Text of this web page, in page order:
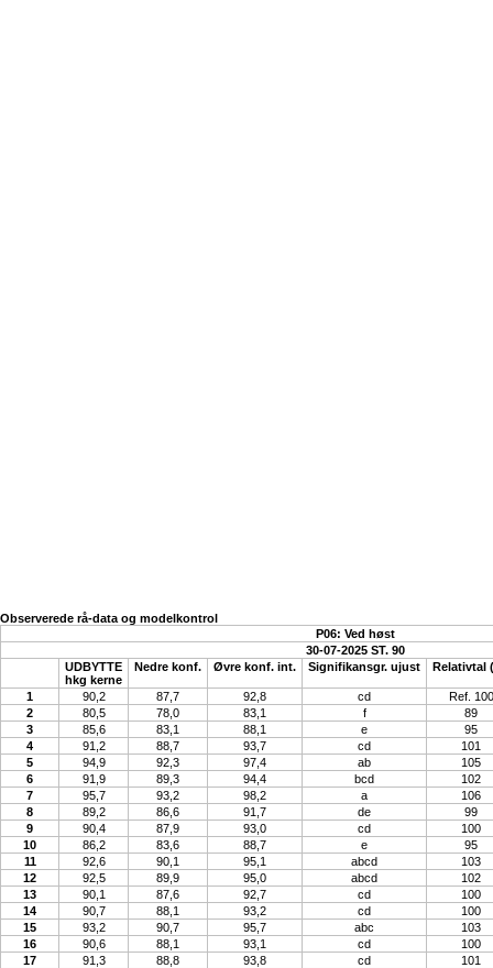
Observerede rå-data og modelkontrol
P06: Ved høst
30-07-2025 ST. 90
UDBYTTE
hkg kerne
Nedre konf. Øvre konf. int. Signifikansgr. ujust Relativtal
1 90,2 87,7 92,8 cd
Ref. 100
2
80,5 78,0 83,1 f
89
3
85,6 83,1 88,1 e
95
4
91,2 88,7 93,7 cd
101
5
94,9 92,3 97,4 ab
105
6
91,9 89,3 94,4 bcd
102
7
95,7 93,2 98,2 a
106
8
89,2 86,6 91,7 de
99
9
90,4 87,9 93,0 cd
100
10
86,2 83,6 88,7 e
95
11
92,6 90,1 95,1 abcd
103
12
92,5 89,9 95,0 abcd
102
13
90,1 87,6 92,7 cd
100
14
90,7 88,1 93,2 cd
100
15
93,2 90,7 95,7 abc
103
16
90,6 88,1 93,1 cd
100
17
91,3 88,8 93,8 cd
101